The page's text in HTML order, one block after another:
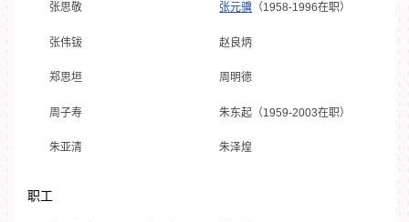
张思敬 张元骥 （1958-1996在职）
张伟钹 赵良炳
郑思垣 周明德
周子寿 朱东起（1959-2003在职）
朱亚清 朱泽煌
职工